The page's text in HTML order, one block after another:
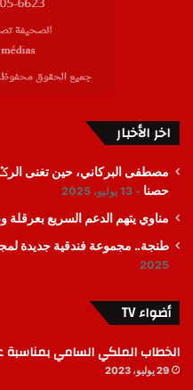
اخر الأخبار
مصطفى البركاني، حين تغنى
حصنا
13 يوليو، 2025
مناوي يتهم الدعم السريع بعرقلة
طنجة.. مجموعة فندقية جديدة
2025
أضواء TV
الخطاب الملكي السامي بمناسبة
29 يوليو، 2023